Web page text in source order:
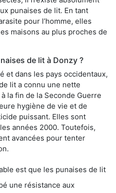
punaises de lit. En tant
pour l’homme, elles
maisons au plus proches de
de lit à Donzy ?
et dans les pays occidentaux,
lit a connu une nette
la fin de la Seconde Guerre
hygiène de vie et de
puissant. Elles sont
années 2000. Toutefois,
avancées pour tenter
est que les punaises de lit
une résistance aux